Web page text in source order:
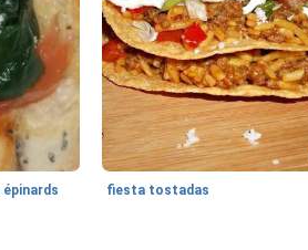
fiesta tostadas